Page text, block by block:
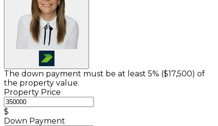
The down payment must be at least 5% ($17,500) of
the property value.
Property Price
$
Down Payment